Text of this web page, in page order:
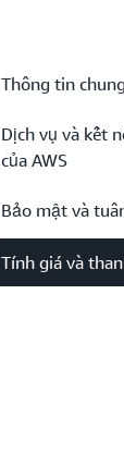
Thông tin chung
Dịch vụ và kết
của AWS
Bảo mật và
Tính giá và